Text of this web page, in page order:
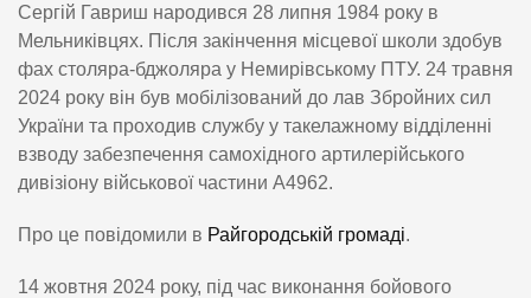
Сергій Гавриш народився 28 липня 1984 року в
Мельниківцях. Після закінчення місцевої школи здобув
фах столяра-бджоляра у Немирівському ПТУ. 24 травня
2024 року він був мобілізований до лав Збройних сил
України та проходив службу у такелажному відділенні
взводу забезпечення самохідного артилерійського
дивізіону військової частини А4962.
Про це повідомили в Райгородській громаді.
14 жовтня 2024 року, під час виконання бойового